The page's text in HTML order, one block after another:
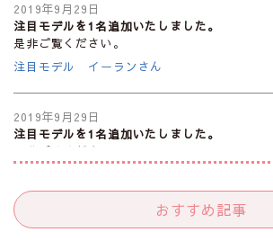
2019年9月29日
注目モデルを1名追加いたしました。
是非ご覧ください。
注目モデル イーランさん
2019年9月29日
注目モデルを1名追加いたしました。
是非ご覧ください。
2019年9月29日
おすすめ記事